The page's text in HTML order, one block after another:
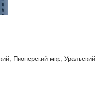
Пионерский мкр, Уральский